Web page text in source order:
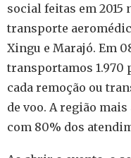
social feitas em 2015
transporte
Xingu e Marajó. Em
transportamos 1.970
cada remoção ou
de voo. A região
com 80% dos